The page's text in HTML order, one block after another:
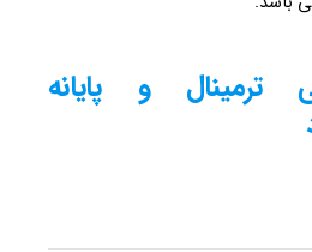
ترمینال و پایانه